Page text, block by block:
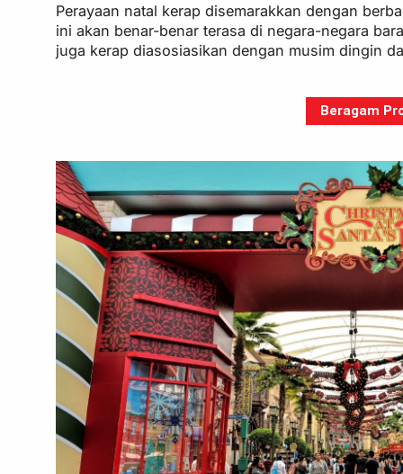
Perayaan natal kerap disemarakkan dengan
ini akan benar-benar terasa di negara-negara
juga kerap diasosiasikan dengan musim dingin
Beragam